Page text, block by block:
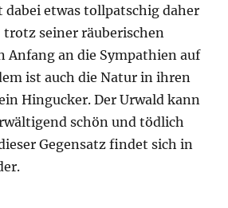
dabei etwas tollpatschig daher
seiner räuberischen
Anfang an die Sympathien auf
ist auch die Natur in ihren
Hingucker. Der Urwald kann
schön und tödlich
Gegensatz findet sich in